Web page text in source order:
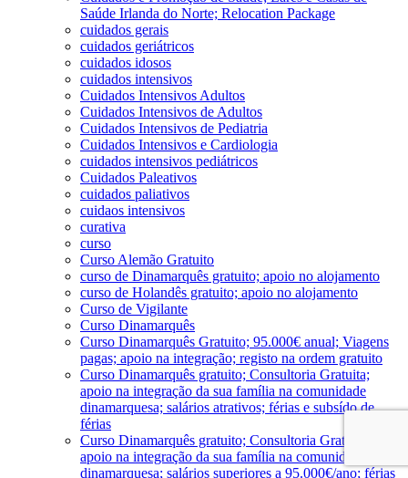
Saúde Irlanda do Norte; Relocation Package
cuidados gerais
cuidados geriátricos
cuidados idosos
cuidados intensivos
Cuidados Intensivos Adultos
Cuidados Intensivos de Adultos
Cuidados Intensivos de Pediatria
Cuidados Intensivos e Cardiologia
cuidados intensivos pediátricos
Cuidados Paleativos
cuidados paliativos
cuidaos intensivos
curativa
curso
Curso Alemão Gratuito
curso de Dinamarquês gratuito; apoio no alojamento
curso de Holandês gratuito; apoio no alojamento
Curso de Vigilante
Curso Dinamarquês
Curso Dinamarquês Gratuito; 95.000€ anual; Viagens
pagas; apoio na integração; registo na ordem gratuito
Curso Dinamarquês gratuito; Consultoria Gratuita;
apoio na integração da sua família na comunidade
dinamarquesa; salários atrativos; férias e subsído de
férias
Curso Dinamarquês gratuito; Consultoria Gratuita;
apoio na integração da sua família na comunidade
dinamarquesa; salários superiores a 95.000€/ano; férias